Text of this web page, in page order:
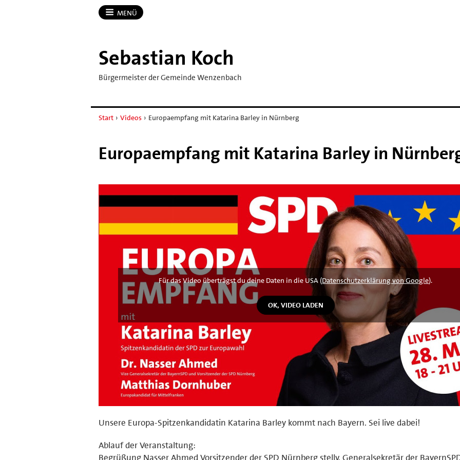
MENÜ
Sebastian Koch
Bürgermeister der Gemeinde Wenzenbach
Start › Videos › Europaempfang mit Katarina Barley in Nürnberg
Europaempfang mit Katarina Barley in
Für das Video überträgst du deine Daten in die USA (Datenschutzerklärung von Google).
Unsere Europa-Spitzenkandidatin Katarina Barley kommt nach Bayern. Sei live dabei!
Ablauf der Veranstaltung:
Begrüßung Nasser Ahmed Vorsitzender der SPD Nürnberg stellv. Generalsekretär der